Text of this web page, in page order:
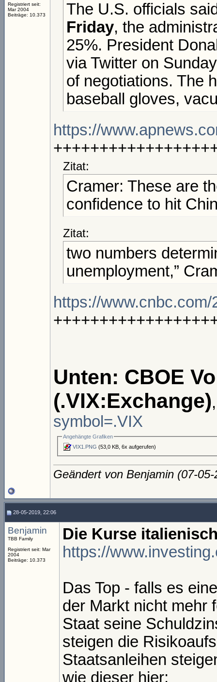
Registriert seit:
Mar 2004
Beiträge: 10.373
The U.S. officials
Friday, the
25%. President
via Twitter on
of negotiations. The
baseball gloves,
https://
Zitat:
Cramer: These are
confidence to hit
Zitat:
two numbers
unemployment,”
https://
Unten: CBOE
(.VIX:Exchange)
symbol=.VIX
Angehängte Grafiken
VIX1.PNG (53,0 KB, 6x aufgerufen)
Geändert von Benjamin (07-
28-05-2019, 22:06
Benjamin
TBB Family
Registriert seit: Mar
2004
Beiträge: 10.373
Die Kurse
https://
Das Top - falls es
der Markt nicht mehr
Staat seine
steigen die
Staatsanleihen
wie dieser hier: